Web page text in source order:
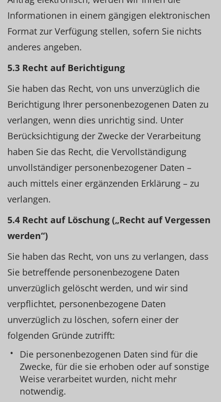
Informationen in einem gängigen elektronischen
Format zur Verfügung stellen, sofern Sie nichts
anderes angeben.
5.3 Recht auf Berichtigung
Sie haben das Recht, von uns unverzüglich die
Berichtigung Ihrer personenbezogenen Daten zu
verlangen, wenn dies unrichtig sind. Unter
Berücksichtigung der Zwecke der Verarbeitung
haben Sie das Recht, die Vervollständigung
unvollständiger personenbezogener Daten –
auch mittels einer ergänzenden Erklärung – zu
verlangen.
5.4 Recht auf Löschung („Recht auf Vergessen
werden“)
Sie haben das Recht, von uns zu verlangen, dass
Sie betreffende personenbezogene Daten
unverzüglich gelöscht werden, und wir sind
verpflichtet, personenbezogene Daten
unverzüglich zu löschen, sofern einer der
folgenden Gründe zutrifft:
Die personenbezogenen Daten sind für die
Zwecke, für die sie erhoben oder auf sonstige
Weise verarbeitet wurden, nicht mehr
notwendig.